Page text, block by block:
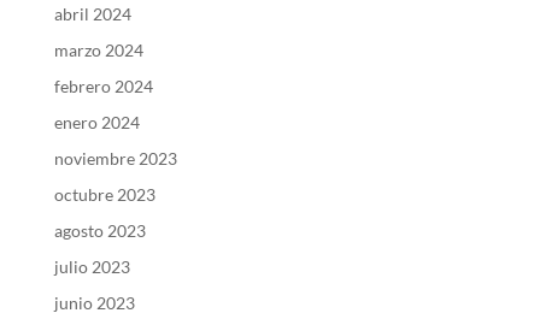
abril 2024
marzo 2024
febrero 2024
enero 2024
noviembre 2023
octubre 2023
agosto 2023
julio 2023
junio 2023